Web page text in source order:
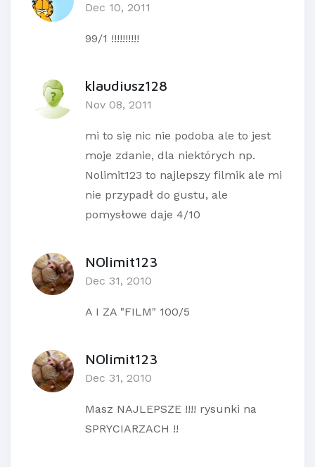
Dec 10, 2011
99/1 !!!!!!!!!!
klaudiusz128
Nov 08, 2011
mi to się nic nie podoba ale to jest
moje zdanie, dla niektórych np.
Nolimit123 to najlepszy filmik ale mi
nie przypadł do gustu, ale
pomysłowe daje 4/10
NOlimit123
Dec 31, 2010
A I ZA "FILM" 100/5
NOlimit123
Dec 31, 2010
Masz NAJLEPSZE !!!! rysunki na
SPRYCIARZACH !!